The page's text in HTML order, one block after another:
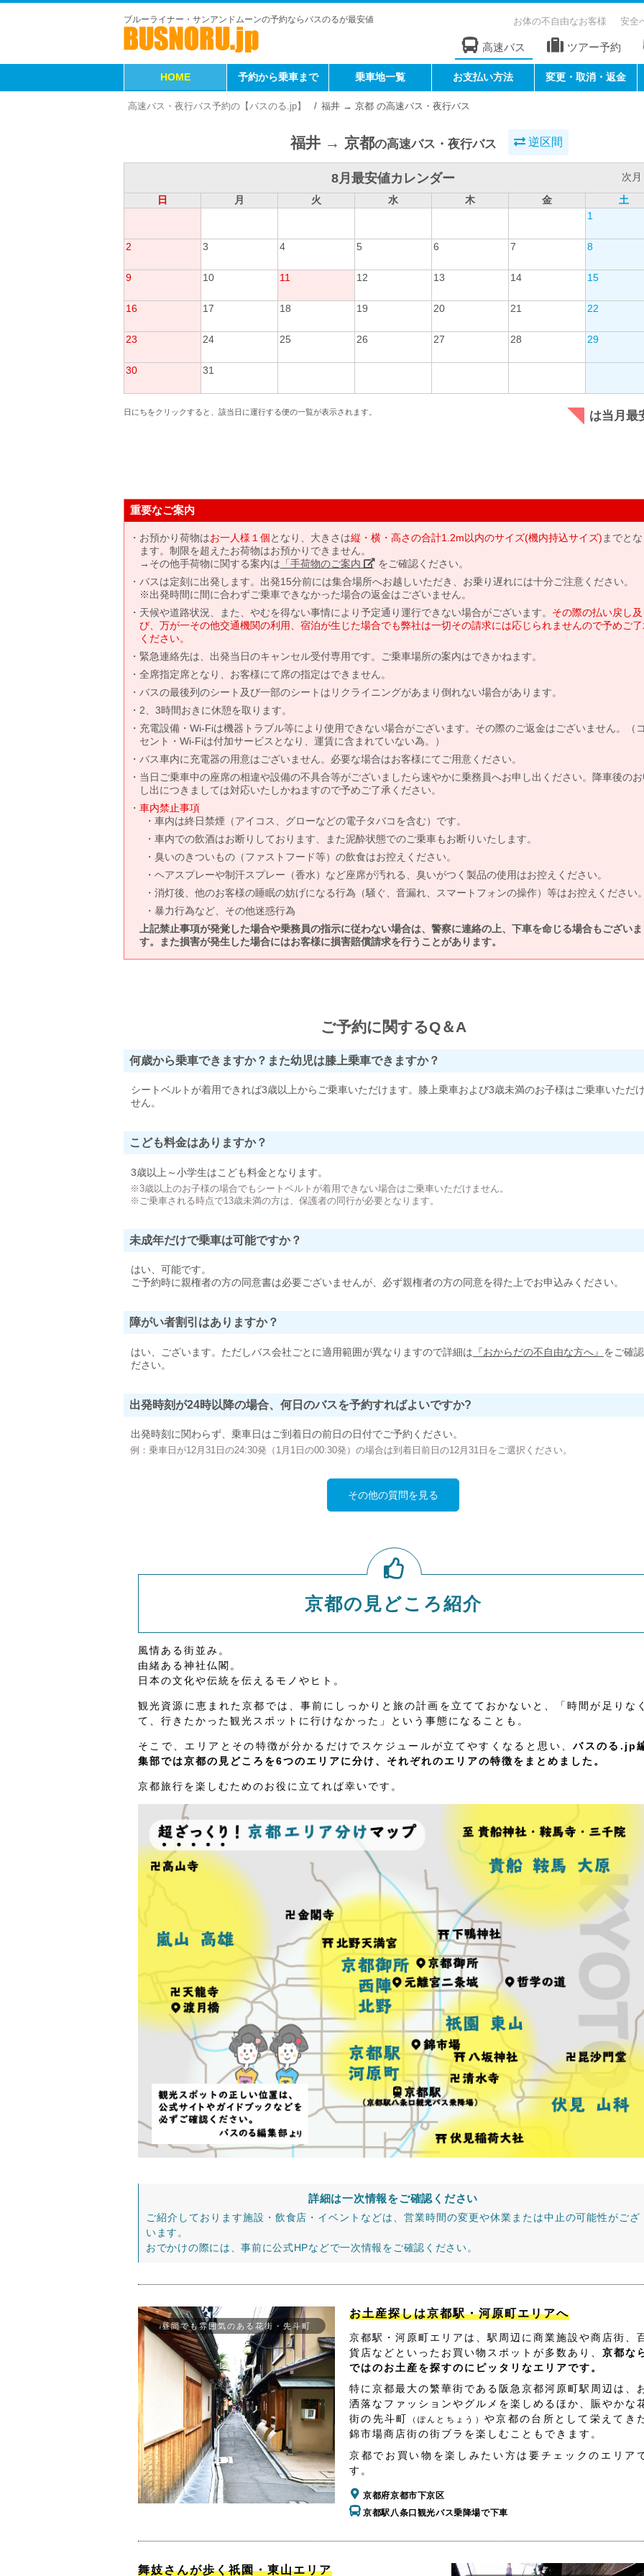
ブルーライナー・サンアンドムーンの予約ならバスのるが最安値 お体の不自由なお客様 安全
高速バス ツアー予約
HOME 予約から乗車まで 乗車地一覧 お支払い方法 変更・取消・返金
高速バス・夜行バス予約の【バスのる.jp】 福井 → 京都 の高速バス・夜行バス
福井 → 京都の高速バス・夜行バス 逆区間
8月最安値カレンダー
次月
日
月 火 水 木 金
土
1
2 3 4 5 6 7 8
9 10 11 12 13 14 15
16 17 18 19 20 21 22
23 24 25 26 27 28 29
30 31
日にちをクリックすると、該当日に運行する便の一覧が表示されます。 は当月最
重要なご案内
お預かり荷物はお一人様１個となり、大きさは縦・横・高さの合計1.2m以内のサイズ(機内持込サイズ) までと
ます。制限を超えたお荷物はお預かりできません。
→その他手荷物に関する案内は 「手荷物のご案内」 をご確認ください。
バスは定刻に出発します。出発15分前には集合場所へお越しいただき、お乗り遅れには十分ご注意ください。
※出発時間に間に合わずご乗車できなかった場合の返金はございません。
天候や道路状況、また、やむを得ない事情により予定通り運行できない場合がございます。 その際の払い戻し及
び、万が一その他交通機関の利用、宿泊が生じた場合でも弊社は一切その請求には応じられませんので予めご
ください。
緊急連絡先は、出発当日のキャンセル受付専用です。ご乗車場所の案内はできかねます。
全席指定席となり、お客様にて席の指定はできません。
バスの最後列のシート及び一部のシートはリクライニングがあまり倒れない場合があります。
2、3時間おきに休憩を取ります。
充電設備・Wi-Fiは機器トラブル等により使用できない場合がございます。その際のご返金はございません。（
セント・Wi-Fiは付加サービスとなり、運賃に含まれていない為。）
バス車内に充電器の用意はございません。必要な場合はお客様にてご用意ください。
当日ご乗車中の座席の相違や設備の不具合等がございましたら速やかに乗務員へお申し出ください。降車後の
し出につきましては対応いたしかねますので予めご了承ください。
車内禁止事項
車内は終日禁煙（アイコス、グローなどの電子タバコを含む）です。
車内での飲酒はお断りしております、また泥酔状態でのご乗車もお断りいたします。
臭いのきついもの（ファストフード等）の飲食はお控えください。
ヘアスプレーや制汗スプレー（香水）など座席が汚れる、臭いがつく製品の使用はお控えください。
消灯後、他のお客様の睡眠の妨げになる行為（騒ぐ、音漏れ、スマートフォンの操作）等はお控えください
暴力行為など、その他迷惑行為
上記禁止事項が発覚した場合や乗務員の指示に従わない場合は、警察に連絡の上、下車を命じる場合もございま
す。また損害が発生した場合にはお客様に損害賠償請求を行うことがあります。
ご予約に関するQ＆A
何歳から乗車できますか？また幼児は膝上乗車できますか？
シートベルトが着用できれば3歳以上からご乗車いただけます。膝上乗車および3歳未満のお子様はご乗車いただ
せん。
こども料金はありますか？
3歳以上～小学生はこども料金となります。
※3歳以上のお子様の場合でもシートベルトが着用できない場合はご乗車いただけません。
※ご乗車される時点で13歳未満の方は、保護者の同行が必要となります。
未成年だけで乗車は可能ですか？
はい、可能です。
ご予約時に親権者の方の同意書は必要ございませんが、必ず親権者の方の同意を得た上でお申込みください。
障がい者割引はありますか？
はい、ございます。ただしバス会社ごとに適用範囲が異なりますので詳細は 『おからだの不自由な方へ』 をご確
ださい。
出発時刻が24時以降の場合、何日のバスを予約すればよいですか?
出発時刻に関わらず、乗車日はご到着日の前日の日付でご予約ください。
例：乗車日が12月31日の24:30発（1月1日の00:30発）の場合は到着日前日の12月31日をご選択ください。
その他の質問を見る
京都の見どころ紹介
風情ある街並み。
由緒ある神社仏閣。
日本の文化や伝統を伝えるモノやヒト。
観光資源に恵まれた京都では、事前にしっかりと旅の計画を立てておかないと、「時間が足りな
て、行きたかった観光スポットに行けなかった」という事態になることも。
そこで、エリアとその特徴が分かるだけでスケジュールが立てやすくなると思い、バスのる.jp
集部では京都の見どころを6つのエリアに分け、それぞれのエリアの特徴をまとめました。
京都旅行を楽しむためのお役に立てれば幸いです。
詳細は一次情報をご確認ください
ご紹介しております施設・飲食店・イベントなどは、営業時間の変更や休業または中止の可能性がござ
います。
おでかけの際には、事前に公式HPなどで一次情報をご確認ください。
昼間でも雰囲気のある花街・先斗町
お土産探しは京都駅・河原町エリアへ
京都駅・河原町エリアは、駅周辺に商業施設や商店街、
貨店などといったお買い物スポットが多数あり、 京都な
ではのお土産を探すのにピッタリなエリアです。
特に京都最大の繁華街である阪急京都河原町駅周辺は、
洒落なファッションやグルメを楽しめるほか、賑やかな
街の先斗町
（ぽんとちょう）や京都の台所として栄えてき
錦市場商店街の街ブラを楽しむこともできます。
京都でお買い物を楽しみたい方は要チェックのエリア
す。
京都府京都市下京区
京都駅八条口観光バス乗降場で下車
舞妓さんが歩く祇園・東山エリア